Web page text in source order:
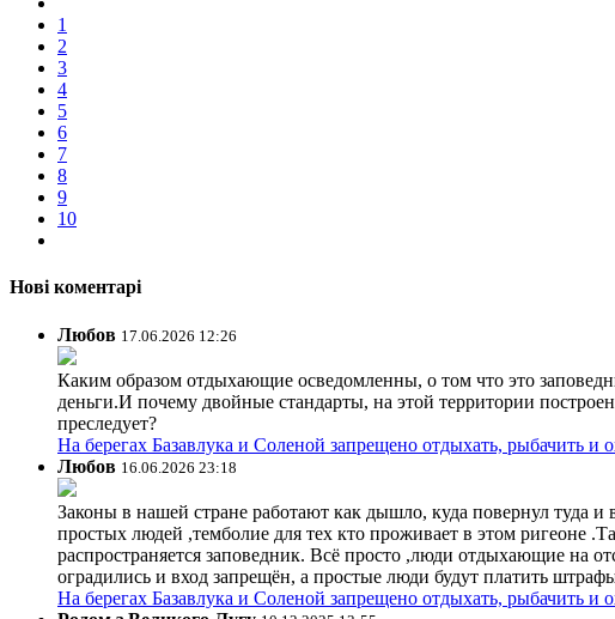
1
2
3
4
5
6
7
8
9
10
Нові коментарі
Любов 17.06.2026 12:26
Каким образом отдыхающие осведомленны, о том что это
деньги.И почему двойные стандарты, на этой территории
преследует?
На берегах Базавлука и Соленой запрещено отдыхать, рыбачить и
Любов 16.06.2026 23:18
Законы в нашей стране работают как дышло, куда повернул туда
простых людей ,темболие для тех кто проживает в этом ригеоне
распространяется заповедник. Всё просто ,люди отдыхающие на
оградились и вход запрещён, а простые люди будут платить
На берегах Базавлука и Соленой запрещено отдыхать, рыбачить и